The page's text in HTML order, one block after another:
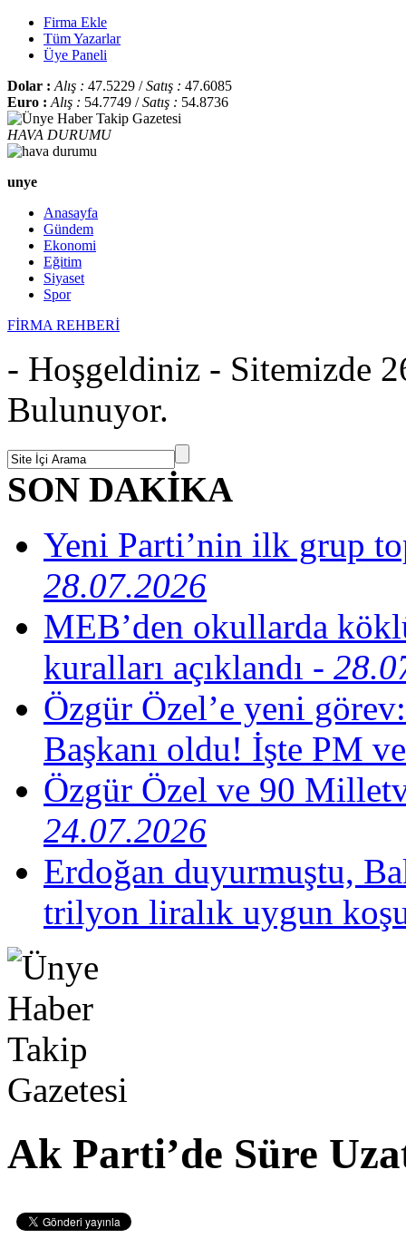
Firma Ekle
Tüm Yazarlar
Üye Paneli
Dolar : Alış : 47.5229 /Satış : 47.6085
Euro : Alış : 54.7749 /Satış : 54.8736
HAVA DURUMU
unye
Anasayfa
Gündem
Ekonomi
Eğitim
Siyaset
Spor
FİRMA REHBERİ
- Hoşgeldiniz - Sitemizde
Bulunuyor.
SON DAKİKA
Yeni Parti’nin ilk grup
28.07.2026
MEB’den okullarda
kuralları açıklandı -
Özgür Özel’e yeni
Başkanı oldu! İşte PM
Özgür Özel ve 90
24.07.2026
Erdoğan duyurmuştu,
trilyon liralık uygun
Ak Parti’de Süre